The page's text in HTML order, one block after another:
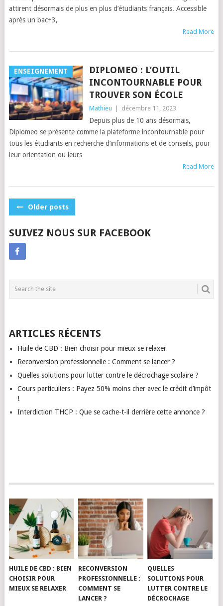
attirent désormais de plus en plus d’étudiants français. Accessible
après un bac+3,
Read More
ENSEIGNEMENT
DIPLOMEO : L’OUTIL
INCONTOURNABLE POUR
TROUVER SON ÉCOLE
Mathieu | décembre 11, 2023
Depuis plus de 10 ans désormais,
Diplomeo se présente comme la plateforme incontournable pour
tous les étudiants en recherche d’informations et de conseils, pour
leur orientation ou leurs
Read More
POSTS
Older posts
SUIVEZ NOUS SUR FACEBOOK
ARTICLES RÉCENTS
Huile de CBD : Bien choisir pour mieux se relaxer
Reconversion professionnelle : Comment se lancer ?
Quelles solutions pour lutter contre le décrochage scolaire ?
Cours particuliers : Payez 50% moins cher avec le crédit d’impôt
!
Interdiction THCP : Que se cache-t-il derrière cette annonce ?
HUILE DE CBD : BIEN
CHOISIR POUR
MIEUX SE RELAXER
RECONVERSION
PROFESSIONNELLE :
COMMENT SE
LANCER ?
QUELLES
SOLUTIONS POUR
LUTTER CONTRE LE
DÉCROCHAGE